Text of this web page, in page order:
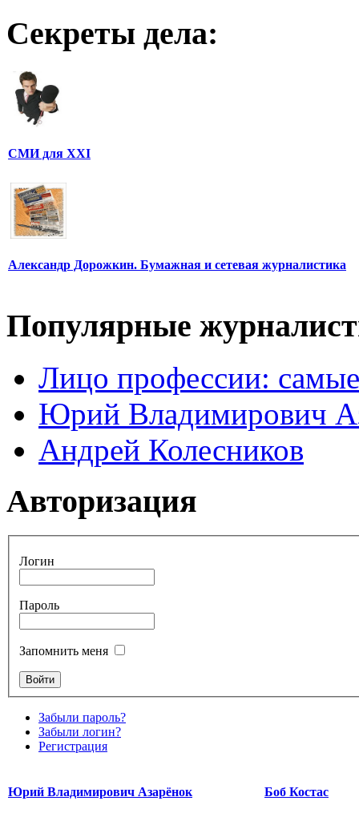
Секреты дела:
СМИ для XXI
Александр Дорожкин. Бумажная и сетевая журналистика
Популярные
Лицо профессии:
Юрий Владимирович
Андрей Колесников
Авторизация
Логин
Пароль
Запомнить меня
Забыли пароль?
Забыли логин?
Регистрация
Юрий Владимирович Азарёнок Боб Костас